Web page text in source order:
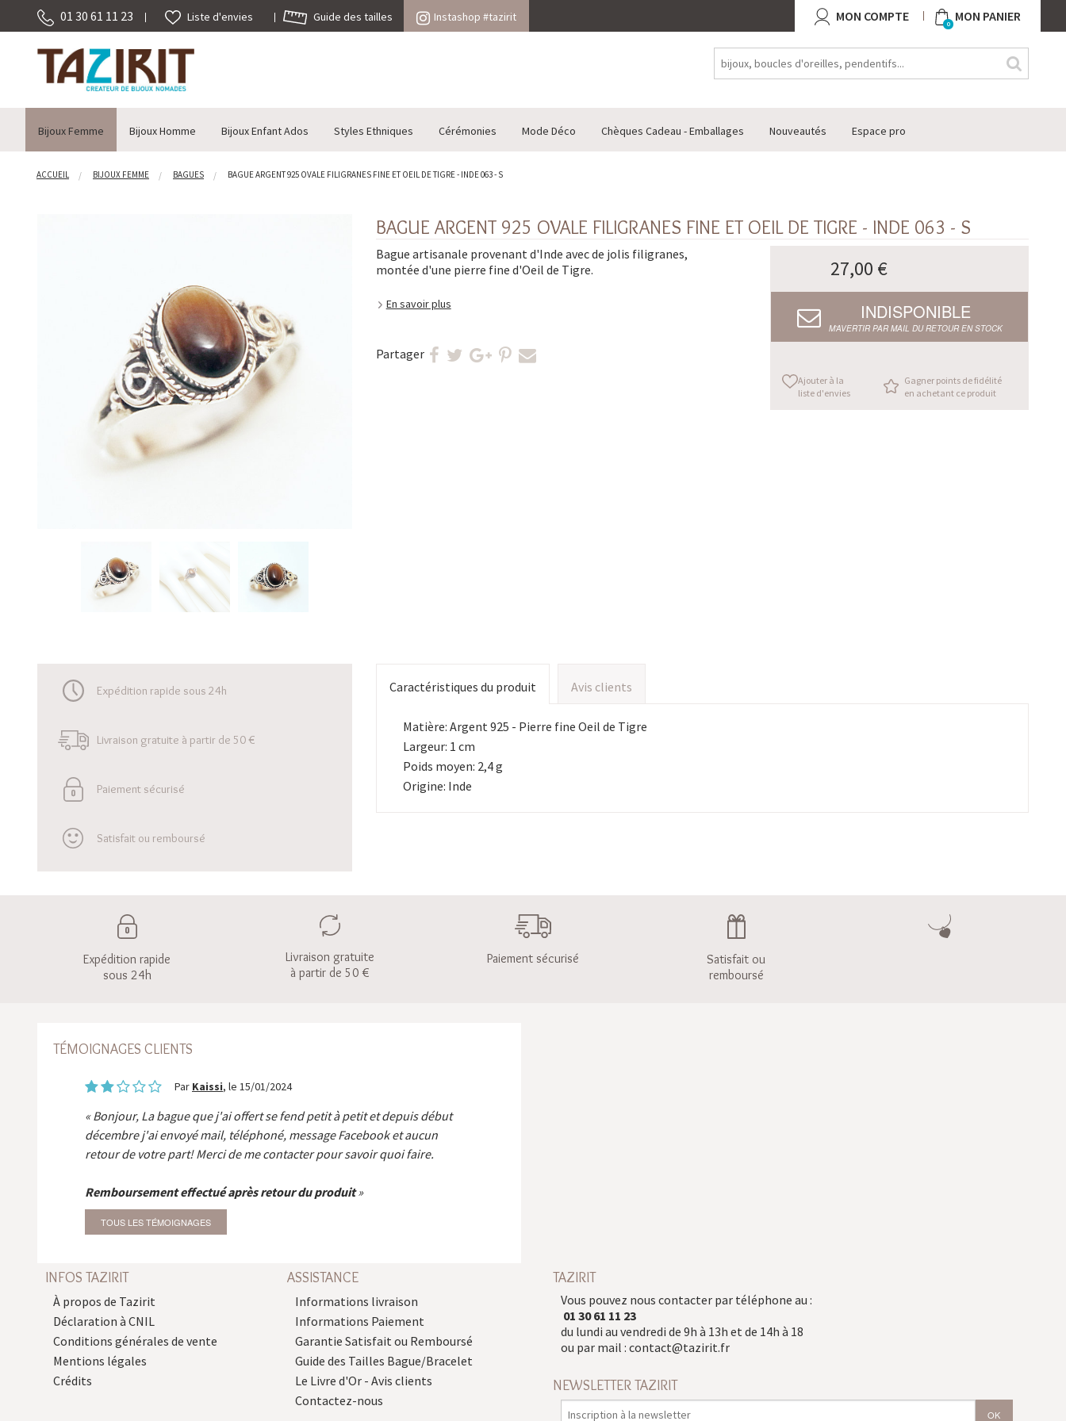
01 30 61 11 23 Liste d'envies Guide des tailles Instashop #tazirit MON COMPTE 0 MON PANIER
Bijoux Femme Bijoux Homme Bijoux Enfant Ados Styles Ethniques Cérémonies Mode Déco Chèques Cadeau - Emballages Nouveautés Espace pro
ACCUEIL BIJOUX FEMME BAGUES BAGUE ARGENT 925 OVALE FILIGRANES FINE ET OEIL DE TIGRE - INDE 063 - S
BAGUE ARGENT 925 OVALE FILIGRANES FINE ET OEIL DE TIGRE - INDE 063 - S
Bague artisanale provenant d'Inde avec de jolis filigranes,
montée d'une pierre fine d'Oeil de Tigre.
En savoir plus
Partager
27,00 €
INDISPONIBLE
M’AVERTIR PAR MAIL DU RETOUR EN STOCK
Ajouter à la
liste d'envies
Gagner points de fidélité
en achetant ce produit
Expédition rapide sous 24h
Livraison gratuite à partir de 50 €
Paiement sécurisé
Satisfait ou remboursé
Caractéristiques du produit Avis clients
Matière: Argent 925 - Pierre fine Oeil de Tigre
Largeur: 1 cm
Poids moyen: 2,4 g
Origine: Inde
Expédition rapide
sous 24h
Livraison gratuite
à partir de 50 €
Paiement sécurisé
Satisfait ou
remboursé
TÉMOIGNAGES CLIENTS
Par Kaissi, le 15/01/2024
Bonjour, La bague que j'ai offert se fend petit à petit et depuis début
décembre j'ai envoyé mail, téléphoné, message Facebook et aucun
retour de votre part! Merci de me contacter pour savoir quoi faire.
Remboursement effectué après retour du produit
TOUS LES TÉMOIGNAGES
INFOS TAZIRIT
À propos de Tazirit
Déclaration à CNIL
Conditions générales de vente
Mentions légales
Crédits
ASSISTANCE
Informations livraison
Informations Paiement
Garantie Satisfait ou Remboursé
Guide des Tailles Bague/Bracelet
Le Livre d'Or - Avis clients
Contactez-nous
TAZIRIT
Vous pouvez nous contacter par téléphone au :
01 30 61 11 23
du lundi au vendredi de 9h à 13h et de 14h à 18
ou par mail : contact@tazirit.fr
NEWSLETTER TAZIRIT